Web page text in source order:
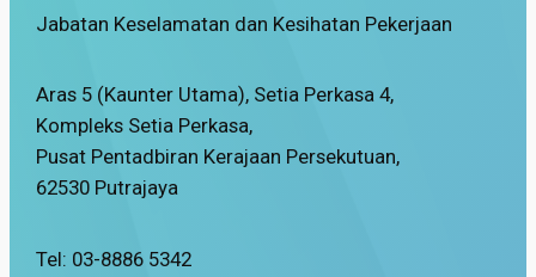
Jabatan Keselamatan dan Kesihatan Pekerjaan
Aras 5 (Kaunter Utama), Setia Perkasa 4,
Kompleks Setia Perkasa,
Pusat Pentadbiran Kerajaan Persekutuan,
62530 Putrajaya
Tel: 03-8886 5342